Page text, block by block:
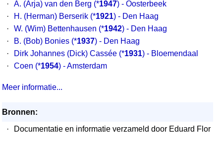
·
A. (Arja) van den Berg (*1947) - Oosterbeek
·
H. (Herman) Berserik (*1921) - Den Haag
·
W. (Wim) Bettenhausen (*1942) - Den Haag
·
B. (Bob) Bonies (*1937) - Den Haag
·
Dirk Johannes (Dick) Cassée (*1931) - Bloemendaal
·
Coen (*1954) - Amsterdam
Meer informatie...
Bronnen:
·
Documentatie en informatie verzameld door Eduard Flor